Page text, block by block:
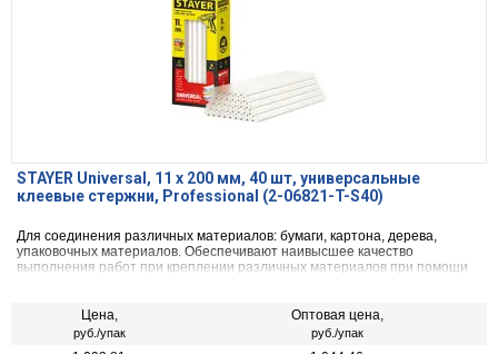
STAYER Universal, 11 х 200 мм, 40 шт, универсальные
клеевые стержни, Professional (2-06821-T-S40)
Для соединения различных материалов: бумаги, картона, дерева,
упаковочных материалов. Обеспечивают наивысшее качество
выполнения работ при креплении различных материалов при помощи
Цена,
руб./упак
Оптовая цена,
руб./упак